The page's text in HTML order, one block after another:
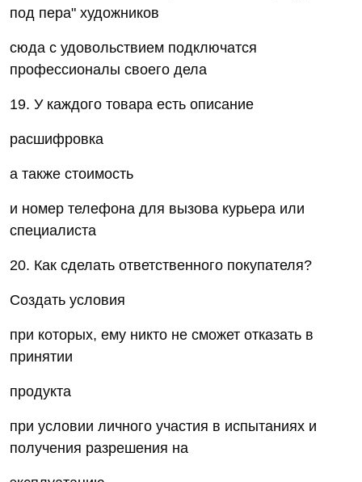
под пера" художников
сюда с удовольствием подключатся
профессионалы своего дела
19. У каждого товара есть описание
расшифровка
а также стоимость
и номер телефона для вызова курьера или
специалиста
20. Как сделать ответственного покупателя?
Создать условия
при которых, ему никто не сможет отказать в
принятии
продукта
при условии личного участия в испытаниях и
получения разрешения на